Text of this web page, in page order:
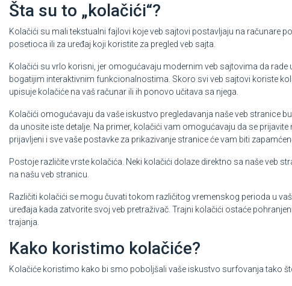
Šta su to „kolačići“?
Kolačići su mali tekstualni fajlovi koje veb sajtovi postavljaju na računare
posetioca ili za uređaj koji koristite za pregled veb sajta.
Kolačići su vrlo korisni, jer omogućavaju modernim veb sajtovima da
bogatijim interaktivnim funkcionalnostima. Skoro svi veb sajtovi koriste
upisuje kolačiće na vaš računar ili ih ponovo učitava sa njega.
Kolačići omogućavaju da vaše iskustvo pregledavanja naše veb stranice
da unosite iste detalje. Na primer, kolačići vam omogućavaju da se
prijavljeni i sve vaše postavke za prikazivanje stranice će vam biti
Postoje različite vrste kolačića. Neki kolačići dolaze direktno sa naše veb
na našu veb stranicu.
Različiti kolačići se mogu čuvati tokom različitog vremenskog perioda u
uređaja kada zatvorite svoj veb pretraživač. Trajni kolačići ostaće
trajanja.
Kako koristimo kolačiće?
Kolačiće koristimo kako bi smo poboljšali vaše iskustvo surfovanja tako